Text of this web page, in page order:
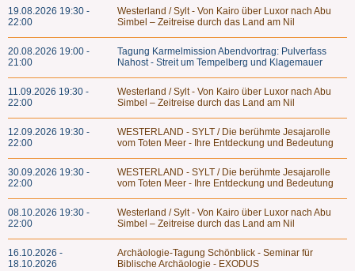
19.08.2026 19:30 -
22:00
Westerland / Sylt - Von Kairo über Luxor nach Abu
Simbel – Zeitreise durch das Land am Nil
20.08.2026 19:00 -
21:00
Tagung Karmelmission Abendvortrag: Pulverfass
Nahost - Streit um Tempelberg und Klagemauer
11.09.2026 19:30 -
22:00
Westerland / Sylt - Von Kairo über Luxor nach Abu
Simbel – Zeitreise durch das Land am Nil
12.09.2026 19:30 -
22:00
WESTERLAND - SYLT / Die berühmte Jesajarolle
vom Toten Meer - Ihre Entdeckung und Bedeutung
30.09.2026 19:30 -
22:00
WESTERLAND - SYLT / Die berühmte Jesajarolle
vom Toten Meer - Ihre Entdeckung und Bedeutung
08.10.2026 19:30 -
22:00
Westerland / Sylt - Von Kairo über Luxor nach Abu
Simbel – Zeitreise durch das Land am Nil
16.10.2026 -
18.10.2026
Archäologie-Tagung Schönblick - Seminar für
Biblische Archäologie - EXODUS